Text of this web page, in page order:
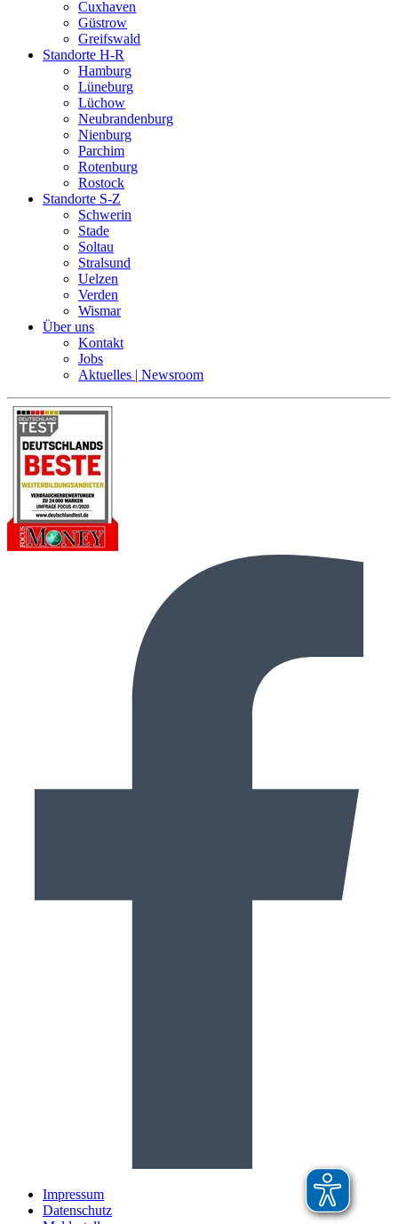
Cuxhaven
Güstrow
Greifswald
Standorte H-R
Hamburg
Lüneburg
Lüchow
Neubrandenburg
Nienburg
Parchim
Rotenburg
Rostock
Standorte S-Z
Schwerin
Stade
Soltau
Stralsund
Uelzen
Verden
Wismar
Über uns
Kontakt
Jobs
Aktuelles | Newsroom
Impressum
Datenschutz